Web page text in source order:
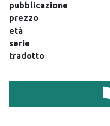
pubblicazione
prezzo
età
serie
tradotto